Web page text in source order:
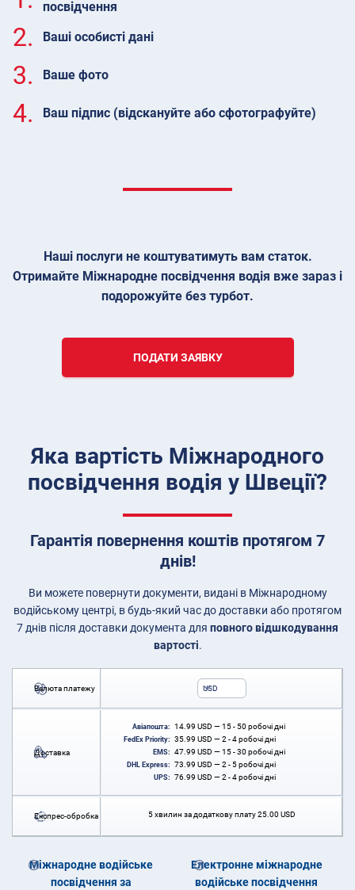
посвідчення
2. Ваші особисті дані
3. Ваше фото
4. Ваш підпис (відскануйте або сфотографуйте)
Наші послуги не коштуватимуть вам статок.
Отримайте Міжнародне посвідчення водія вже зараз і
подорожуйте без турбот.
ПОДАТИ ЗАЯВКУ
Яка вартість Міжнародного
посвідчення водія у Швеції?
Гарантія повернення коштів протягом 7
днів!
Ви можете повернути документи, видані в Міжнародному
водійському центрі, в будь-який час до доставки або протягом
7 днів після доставки документа для повного відшкодування
вартості.
Валюта платежу USD
Доставка
Авіапошта: 14.99 USD — 15 - 50 робочі дні
FedEx Priority: 35.99 USD — 2 - 4 робочі дні
EMS: 47.99 USD — 15 - 30 робочі дні
DHL Express: 73.99 USD — 2 - 5 робочі дні
UPS: 76.99 USD — 2 - 4 робочі дні
Експрес-обробка 5 хвилин за додаткову плату25.00 USD
Міжнародне водійське
посвідчення за
Електронне міжнародне
водійське посвідчення